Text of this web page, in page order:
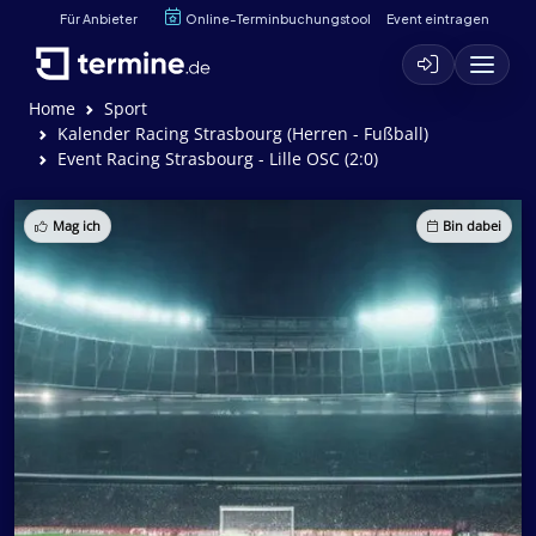
Für Anbieter Online-Terminbuchungstool Event eintragen
Home
Sport
Kalender Racing Strasbourg (Herren - Fußball)
Event Racing Strasbourg - Lille OSC (2:0)
Mag ich Bin dabei